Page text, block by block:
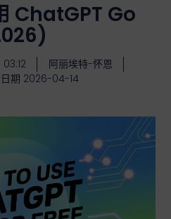
ChatGPT Go
03:12
阿丽埃特-怀恩
期 2026-04-14